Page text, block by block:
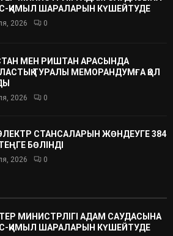
ҚИМЫЛ ШАРАЛАРЫН КҮШЕЙТУДЕ
2026 0
МЕН РИШТАН АРАСЫНДА
ТУРАЛЫ МЕМОРАНДУМҒА ҚОЛ
2026 0
СТАНСАЛАРЫН ЖӨНДЕУГЕ 384
БӨЛІНДІ
2026 0
МИНИСТРЛІГІ АДАМ САУДАСЫНА
ҚИМЫЛ ШАРАЛАРЫН КҮШЕЙТУДЕ